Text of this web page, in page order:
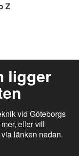
Z
ligger
vid Göteborgs
eller vill
länken nedan.